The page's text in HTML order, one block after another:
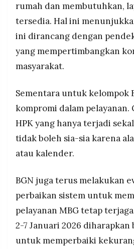
rumah dan membutuhkan,
tersedia. Hal ini
ini dirancang dengan
yang mempertimbangkan
masyarakat.
Sementara untuk kelompok
kompromi dalam pelayanan.
HPK yang hanya terjadi
tidak boleh sia-sia karena
atau kalender.
BGN juga terus melakukan
perbaikan sistem untuk
pelayanan MBG tetap
2-7 Januari 2026 diharapkan
untuk memperbaiki